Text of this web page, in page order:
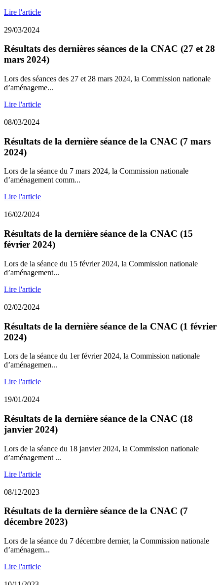
Lire l'article
29/03/2024
Résultats des dernières séances de la CNAC (27 et 28
mars 2024)
Lors des séances des 27 et 28 mars 2024, la Commission nationale
d’aménageme...
Lire l'article
08/03/2024
Résultats de la dernière séance de la CNAC (7 mars
2024)
Lors de la séance du 7 mars 2024, la Commission nationale
d’aménagement comm...
Lire l'article
16/02/2024
Résultats de la dernière séance de la CNAC (15
février 2024)
Lors de la séance du 15 février 2024, la Commission nationale
d’aménagement...
Lire l'article
02/02/2024
Résultats de la dernière séance de la CNAC (1 février
2024)
Lors de la séance du 1er février 2024, la Commission nationale
d’aménagemen...
Lire l'article
19/01/2024
Résultats de la dernière séance de la CNAC (18
janvier 2024)
Lors de la séance du 18 janvier 2024, la Commission nationale
d’aménagement ...
Lire l'article
08/12/2023
Résultats de la dernière séance de la CNAC (7
décembre 2023)
Lors de la séance du 7 décembre dernier, la Commission nationale
d’aménagem...
Lire l'article